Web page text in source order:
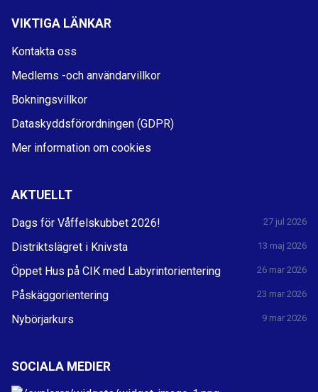
VIKTIGA LÄNKAR
Kontakta oss
Medlems -och användarvillkor
Bokningsvillkor
Dataskyddsförordningen (GDPR)
Mer information om cookies
AKTUELLT
Dags för Våffelskubbet 2026! 27 jul 2026
Distriktslägret i Knivsta 13 maj 2026
Öppet Hus på CIK med Labyrintorientering 26 mar 2026
Påskäggorientering 23 mar 2026
Nybörjarkurs 9 mar 2026
SOCIALA MEDIER